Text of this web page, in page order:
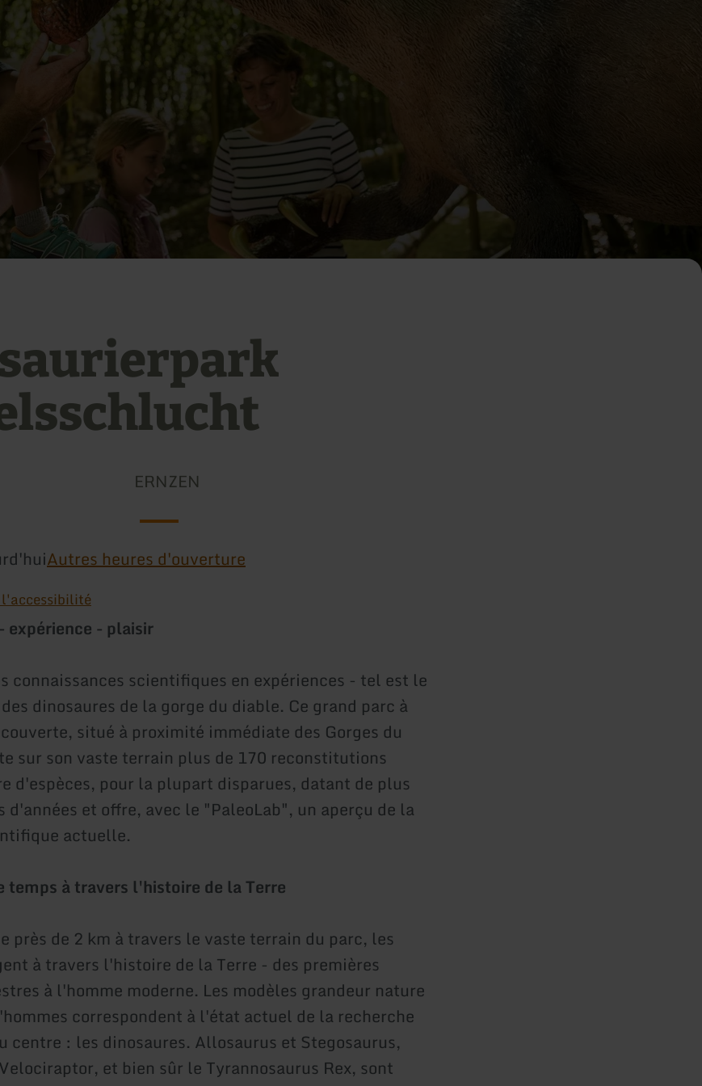
ERNZEN
Autres heures d'ouverture
expérience - plaisir
connaissances scientifiques en expériences - tel est le
dinosaures de la gorge du diable. Ce grand parc à
situé à proximité immédiate des Gorges du
sur son vaste terrain plus de 170 reconstitutions
d'espèces, pour la plupart disparues, datant de plus
et offre, avec le "PaleoLab", un aperçu de la
actuelle.
temps à travers l'histoire de la Terre
près de 2 km à travers le vaste terrain du parc, les
à travers l'histoire de la Terre - des premières
à l'homme moderne. Les modèles grandeur nature
correspondent à l'état actuel de la recherche
centre : les dinosaures. Allosaurus et Stegosaurus,
et bien sûr le Tyrannosaurus Rex, sont